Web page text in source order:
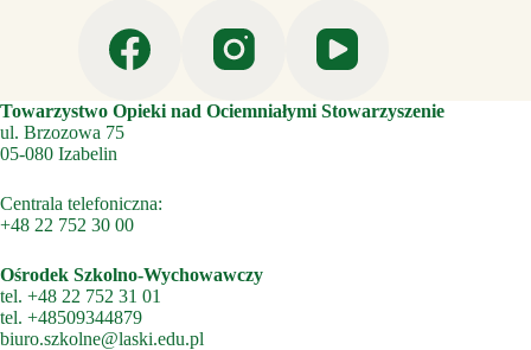
Towarzystwo Opieki nad Ociemniałymi Stowarzyszenie
ul. Brzozowa 75
05-080 Izabelin
Centrala telefoniczna:
+48 22 752 30 00
Ośrodek Szkolno-Wychowawczy
tel. +48 22 752 31 01
tel. +48509344879
biuro.szkolne@laski.edu.pl